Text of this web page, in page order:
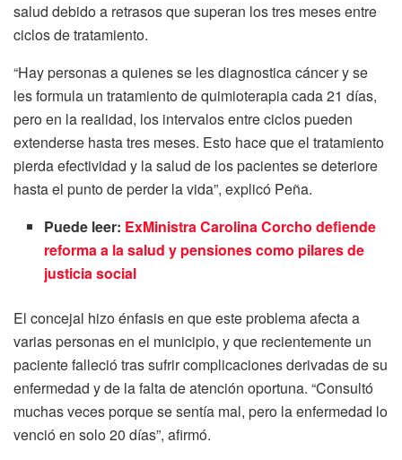
salud debido a retrasos que superan los tres meses entre
ciclos de tratamiento.
“Hay personas a quienes se les diagnostica cáncer y se
les formula un tratamiento de quimioterapia cada 21 días,
pero en la realidad, los intervalos entre ciclos pueden
extenderse hasta tres meses. Esto hace que el tratamiento
pierda efectividad y la salud de los pacientes se deteriore
hasta el punto de perder la vida”, explicó Peña.
Puede leer: ExMinistra Carolina Corcho defiende
reforma a la salud y pensiones como pilares de
justicia social
El concejal hizo énfasis en que este problema afecta a
varias personas en el municipio, y que recientemente un
paciente falleció tras sufrir complicaciones derivadas de su
enfermedad y de la falta de atención oportuna. “Consultó
muchas veces porque se sentía mal, pero la enfermedad lo
venció en solo 20 días”, afirmó.